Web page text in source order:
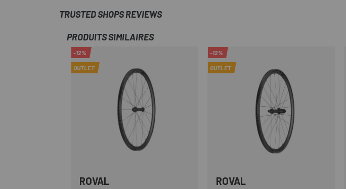
TRUSTED SHOPS REVIEWS
PRODUITS SIMILAIRES
-12%
OUTLET
ROVAL
-12%
OUTLET
ROVAL